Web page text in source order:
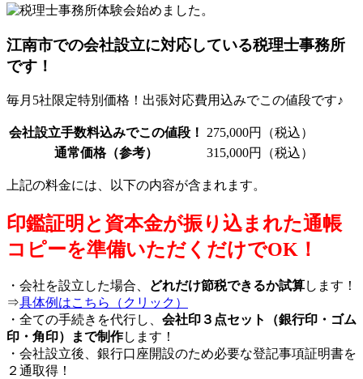
江南市での会社設立に対応している税理士事務所
です！
毎月5社限定特別価格！出張対応費用込みでこの値段です♪
会社設立手数料込みでこの値段！
275,000円（税込）
通常価格（参考）
315,000円（税込）
上記の料金には、以下の内容が含まれます。
印鑑証明と資本金が振り込まれた通帳
コピーを準備いただくだけでOK！
・会社を設立した場合、 どれだけ節税できるか試算します！
⇒具体例はこちら（クリック）
・全ての手続きを代行し、 会社印３点セット（銀行印・ゴム
印・角印）まで制作します！
・会社設立後、銀行口座開設のため必要な登記事項証明書を
２通取得！